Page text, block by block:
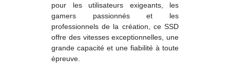
pour les utilisateurs exigeants, les
gamers passionnés et les
professionnels de la création, ce SSD
offre des vitesses exceptionnelles, une
grande capacité et une fiabilité à toute
épreuve.